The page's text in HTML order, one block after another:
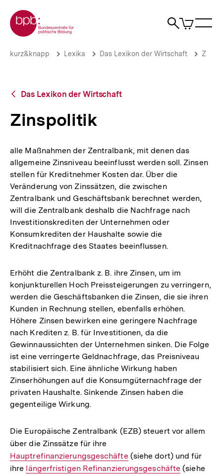
zum
Seiteninhalt
springen
Zur Startseite der bpb
Suche
Artikel
im
Zinspolitik
Brotkrümelnavigation
Pfadnavigation
kurz&knapp Lexika Das Lexikon der Wirtschaft Z
Zurück
Übersicht
Das Lexikon der Wirtschaft
Zinspolitik
alle Maßnahmen der Zentralbank, mit denen das
allgemeine Zinsniveau beeinflusst werden soll. Zinsen
stellen für Kreditnehmer Kosten dar. Über die
Veränderung von Zinssätzen, die zwischen
Zentralbank und Geschäftsbank berechnet werden,
will die Zentralbank deshalb die Nachfrage nach
Investitionskrediten der Unternehmen oder
Konsumkrediten der Haushalte sowie die
Kreditnachfrage des Staates beeinflussen.
Erhöht die Zentralbank z. B. ihre Zinsen, um im
konjunkturellen Hoch Preissteigerungen zu verringern,
werden die Geschäftsbanken die Zinsen, die sie ihren
Kunden in Rechnung stellen, ebenfalls erhöhen.
Höhere Zinsen bewirken eine geringere Nachfrage
nach Krediten z. B. für Investitionen, da die
Gewinnaussichten der Unternehmen sinken. Die Folge
ist eine verringerte Geldnachfrage, das Preisniveau
stabilisiert sich. Eine ähnliche Wirkung haben
Zinserhöhungen auf die Konsumgüternachfrage der
privaten Haushalte. Sinkende Zinsen haben die
gegenteilige Wirkung.
Die Europäische Zentralbank (EZB) steuert vor allem
über die Zinssätze für ihre
Link:
Hauptrefinanzierungsgeschäfte (siehe dort) und für
ihre Interner
längerfristigen Refinanzierungsgeschäfte (siehe